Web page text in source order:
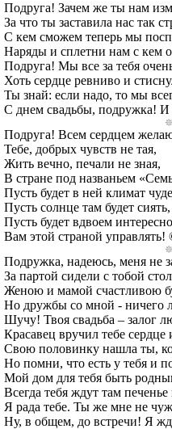
Подруга! Зачем же ты нам
За что ты заставила нас так
С кем сможем теперь мы
Наряды и сплетни нам с кем
Подруга! Мы все за тебя
Хоть сердце ревниво и
Ты знай: если надо, то мы
С днем свадьбы, подружка! И
Подруга! Всем сердцем
Тебе, добрых чувств не тая,
Жить вечно, печали не зная,
В стране под названьем
Пусть будет в ней климат
Пусть солнце там будет сиять,
Пусть будет вдвоем интересно
Вам этой страной управлять!
Подружка, надеюсь, меня не
За партой сидели с тобой
Женою и мамой счастливою
Но дружбы со мной - ничего
Шучу! Твоя свадьба – залог
Красавец вручил тебе сердце
Свою половинку нашла ты,
Но помни, что есть у тебя и
Мой дом для тебя быть
Всегда тебя ждут там
Я рада тебе. Ты же мне не
Ну, в общем, до встречи! Я